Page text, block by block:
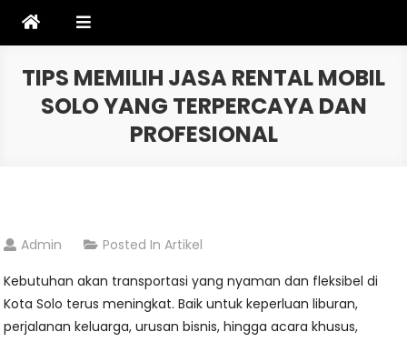
TIPS MEMILIH JASA RENTAL MOBIL
SOLO YANG TERPERCAYA DAN
PROFESIONAL
Admin Posted InArtikel
Kebutuhan akan transportasi yang nyaman dan fleksibel di
Kota Solo terus meningkat. Baik untuk keperluan liburan,
perjalanan keluarga, urusan bisnis, hingga acara khusus,